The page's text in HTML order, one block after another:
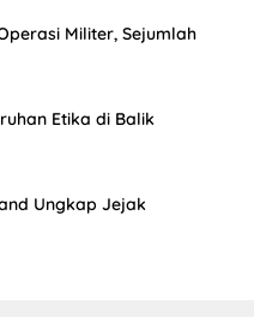
Militer, Sejumlah
Etika di Balik
Ungkap Jejak